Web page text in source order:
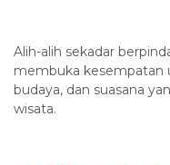
Alih-alih sekadar
membuka kesempatan
budaya, dan suasana
wisata.